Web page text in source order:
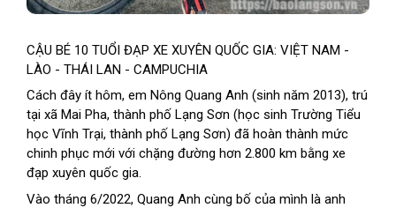
CẬU BÉ 10 TUỔI ĐẠP XE XUYÊN QUỐC GIA: VIỆT NAM -
LÀO - THÁI LAN - CAMPUCHIA
Cách đây ít hôm, em Nông Quang Anh (sinh năm 2013), trú
tại xã Mai Pha, thành phố Lạng Sơn (học sinh Trường Tiểu
học Vĩnh Trại, thành phố Lạng Sơn) đã hoàn thành mức
chinh phục mới với chặng đường hơn 2.800 km bằng xe
đạp xuyên quốc gia.
Vào tháng 6/2022, Quang Anh cùng bố của mình là anh